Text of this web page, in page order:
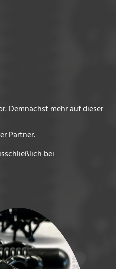
Demnächst mehr auf dieser
Partner.
bei